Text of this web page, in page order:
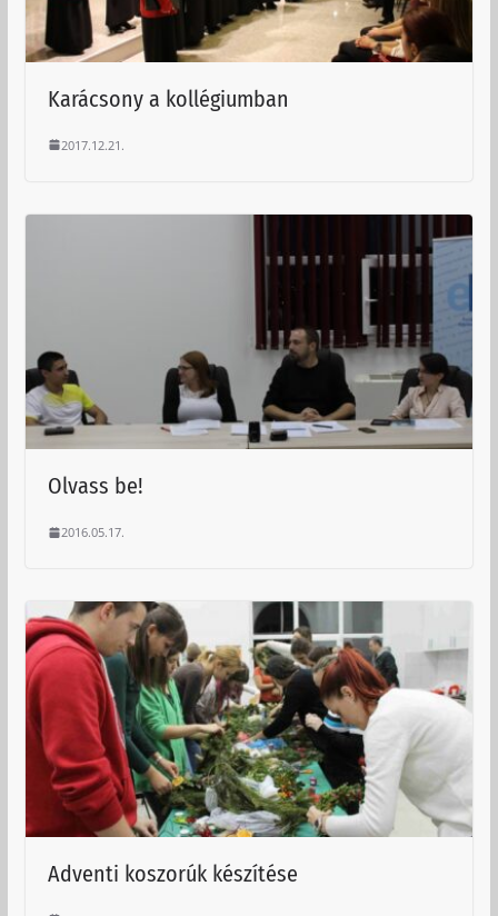
Karácsony a kollégiumban
2017.12.21.
Olvass be!
2016.05.17.
Adventi koszorúk készítése